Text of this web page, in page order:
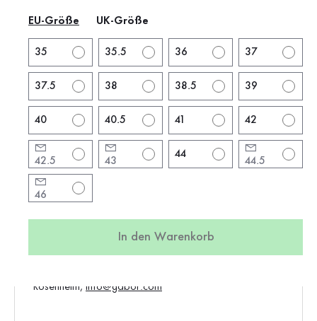
EU-Größe UK-Größe
35 35.5 36 37
37.5 38 38.5 39
40 40.5 41 42
42.5 43
44
44.5
46
In den Warenkorb
Marke:rollingsoft
Absatzform: flacher Absatz
Absatzhöhe: 1.5 cm
Farbe: blau
Verschluss:Schnürung
Artikel: 0102.01.001
Vorgängerartikel:
Produktion:
Standard-Verkaufspreis: 120,00 €
Rosenheim, info@gabor.com